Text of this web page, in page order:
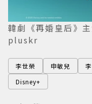
韓劇《再婚皇后》
pluskr
李世榮 申敏兒
Disney+